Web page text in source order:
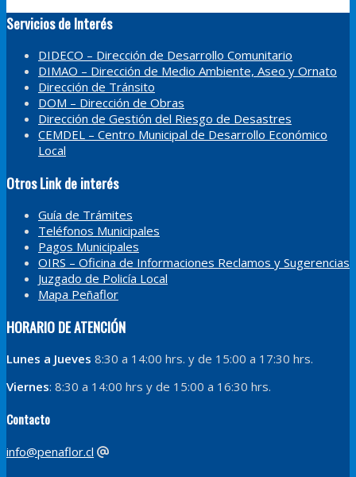
Servicios de Interés
DIDECO – Dirección de Desarrollo Comunitario
DIMAO – Dirección de Medio Ambiente, Aseo y Ornato
Dirección de Tránsito
DOM – Dirección de Obras
Dirección de Gestión del Riesgo de Desastres
CEMDEL – Centro Municipal de Desarrollo Económico
Local
Otros Link de interés
Guía de Trámites
Teléfonos Municipales
Pagos Municipales
OIRS – Oficina de Informaciones Reclamos y Sugerencias
Juzgado de Policía Local
Mapa Peñaflor
HORARIO DE ATENCIÓN
Lunes a Jueves 8:30 a 14:00 hrs. y de 15:00 a 17:30 hrs.
Viernes: 8:30 a 14:00 hrs y de 15:00 a 16:30 hrs.
Contacto
info@penaflor.cl